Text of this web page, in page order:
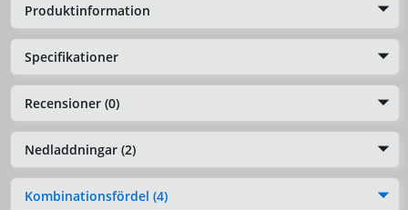
Produktinformation
Specifikationer
Recensioner (0)
Nedladdningar (2)
Kombinationsfördel (4)